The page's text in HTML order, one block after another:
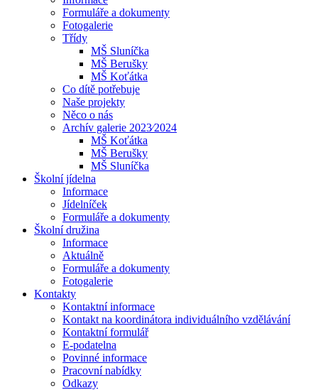
Formuláře a dokumenty
Fotogalerie
Třídy
MŠ Sluníčka
MŠ Berušky
MŠ Koťátka
Co dítě potřebuje
Naše projekty
Něco o nás
Archív galerie 2023⁄2024
MŠ Koťátka
MŠ Berušky
MŠ Sluníčka
Školní jídelna
Informace
Jídelníček
Formuláře a dokumenty
Školní družina
Informace
Aktuálně
Formuláře a dokumenty
Fotogalerie
Kontakty
Kontaktní informace
Kontakt na koordinátora individuálního vzdělávání
Kontaktní formulář
E-podatelna
Povinné informace
Pracovní nabídky
Odkazy